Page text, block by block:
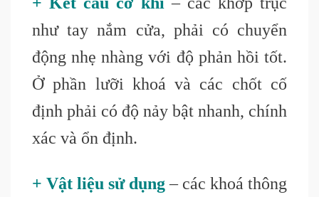
như tay nắm cửa, phải có chuyển
động nhẹ nhàng với độ phản hồi tốt.
Ở phần lưỡi khoá và các chốt cố
định phải có độ nảy bật nhanh, chính
xác và ổn định.
+ Vật liệu sử dụng– các khoá thông